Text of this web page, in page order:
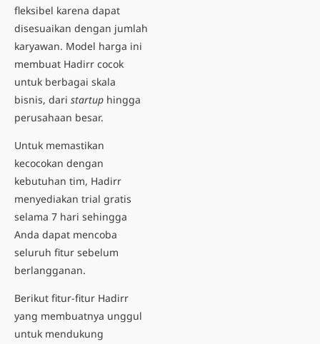
fleksibel karena dapat
disesuaikan dengan jumlah
karyawan. Model harga ini
membuat Hadirr cocok
untuk berbagai skala
bisnis, dari startup hingga
perusahaan besar.
Untuk memastikan
kecocokan dengan
kebutuhan tim, Hadirr
menyediakan trial gratis
selama 7 hari sehingga
Anda dapat mencoba
seluruh fitur sebelum
berlangganan.
Berikut fitur-fitur Hadirr
yang membuatnya unggul
untuk mendukung